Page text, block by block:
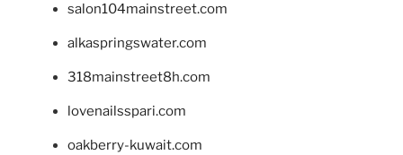
salon104mainstreet.com
alkaspringswater.com
318mainstreet8h.com
lovenailsspari.com
oakberry-kuwait.com